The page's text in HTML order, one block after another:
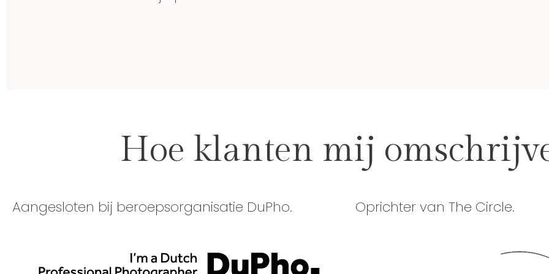
Hoe klanten mij
Aangesloten bij beroepsorganisatie DuPho. Oprichter van The Circle.